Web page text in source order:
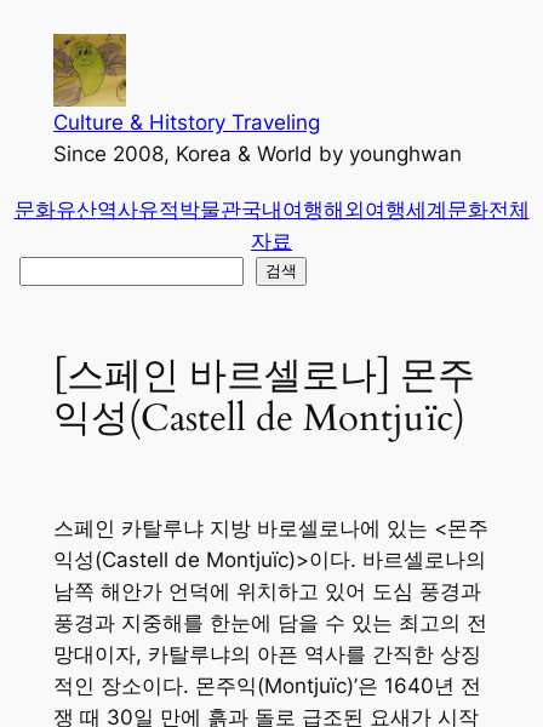
가
Culture & Hitstory Traveling
Since 2008, Korea & World by younghwan
문화유산역사유적박물관국내여행해외여행세계문화전체
자료
검색
[스페인 바르셀로나] 몬주
익성(Castell de Montjuïc)
스페인 카탈루냐 지방 바로셀로나에 있는 <몬주
익성(Castell de Montjuïc)>이다. 바르셀로나의
남쪽 해안가 언덕에 위치하고 있어 도심 풍경과
풍경과 지중해를 한눈에 담을 수 있는 최고의 전
망대이자, 카탈루냐의 아픈 역사를 간직한 상징
적인 장소이다. 몬주익(Montjuïc)’은 1640년 전
쟁 때 30일 만에 흙과 돌로 급조된 요새가 시작